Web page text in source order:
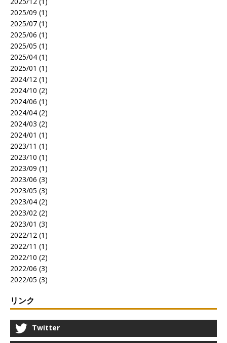
2025/09 (1)
2025/07 (1)
2025/06 (1)
2025/05 (1)
2025/04 (1)
2025/01 (1)
2024/12 (1)
2024/10 (2)
2024/06 (1)
2024/04 (2)
2024/03 (2)
2024/01 (1)
2023/11 (1)
2023/10 (1)
2023/09 (1)
2023/06 (3)
2023/05 (3)
2023/04 (2)
2023/02 (2)
2023/01 (3)
2022/12 (1)
2022/11 (1)
2022/10 (2)
2022/06 (3)
2022/05 (3)
リンク
Twitter